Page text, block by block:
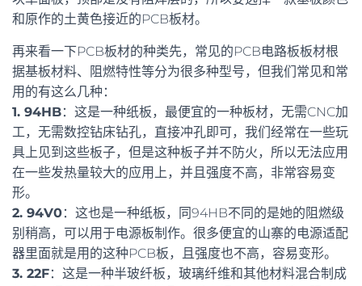
和原作的土黄色接近的PCB板材。
再来看一下PCB板材的种类先，常见的PCB电路板板材根
据基板材料、阻燃特性等分为很多种型号，但我们常见和常
用的有这么几种：
1. 94HB：这是一种纸板，最便宜的一种板材，无需CNC加
工，无需数控钻床钻孔，直接冲孔即可，我们经常在一些玩
具上见到这些板子，但是这种板子并不防火，所以无法应用
在一些发热量较大的应用上，并且强度不高，非常容易变
形。
2. 94V0：这也是一种纸板，同94HB不同的是她的阻燃级
别稍高，可以用于电源板制作。很多便宜的山寨的电源适配
器里面就是用的这种PCB板，且强度也不高，容易变形。
3. 22F：这是一种半玻纤板，玻璃纤维和其他材料混合制成